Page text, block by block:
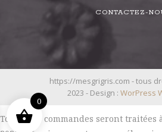
CONTACTEZ-
https://mesgrigris.com - tous
2023 - Design : WorPress
Toutes les commandes seront traitées
0